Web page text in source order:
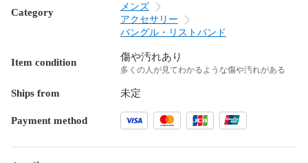
Category
メンズ
アクセサリー
バングル・リストバンド
Item condition 傷や汚れあり
多くの人が見てわかるような傷や汚れがある
Ships from 未定
Payment method